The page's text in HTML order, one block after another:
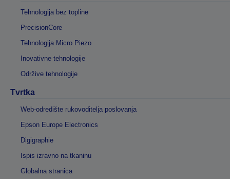
Tehnologija bez topline
PrecisionCore
Tehnologija Micro Piezo
Inovativne tehnologije
Održive tehnologije
Tvrtka
Web-odredište rukovoditelja poslovanja
Epson Europe Electronics
Digigraphie
Ispis izravno na tkaninu
Globalna stranica